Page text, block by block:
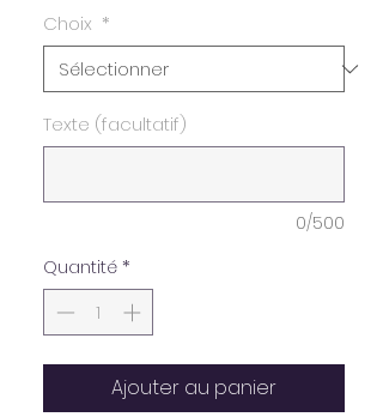
Choix *
Texte (facultatif)
0/500
Quantité*
Ajouter au panier